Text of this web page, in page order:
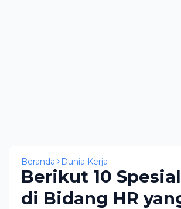
Beranda Dunia Kerja
Berikut 10
di Bidang HR